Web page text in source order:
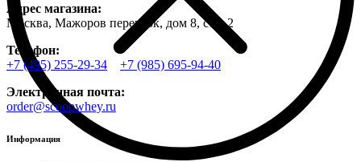
Адрес магазина:
Москва, Мажоров переулок, дом 8, стр. 2
Телефон:
+7 (495) 255-29-34
+7 (985) 695-94-40
Электронная почта:
order@scoopwhey.ru
Информация